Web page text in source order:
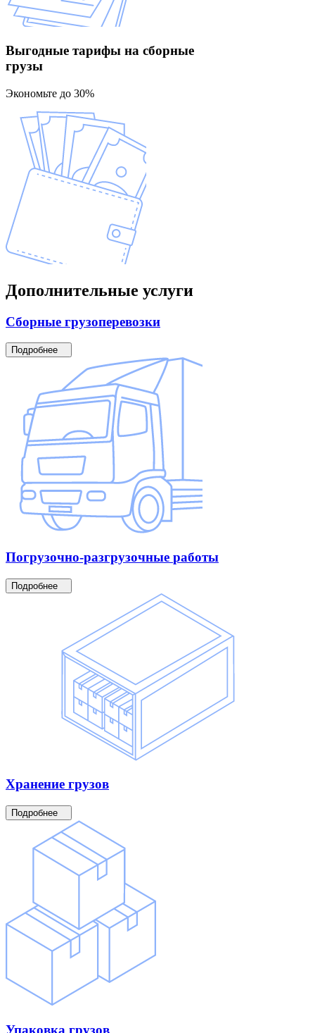
Выгодные тарифы на сборные
грузы
Экономьте до 30%
Дополнительные услуги
Сборные грузоперевозки
Подробнее
Погрузочно-разгрузочные работы
Подробнее
Хранение грузов
Подробнее
Упаковка грузов